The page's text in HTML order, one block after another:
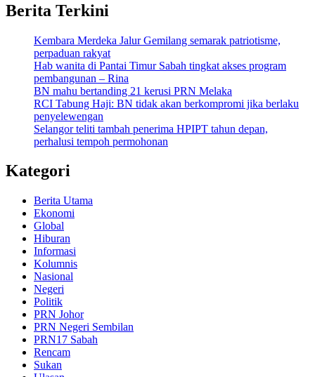
Berita Terkini
Kembara Merdeka Jalur Gemilang semarak patriotisme,
perpaduan rakyat
Hab wanita di Pantai Timur Sabah tingkat akses program
pembangunan – Rina
BN mahu bertanding 21 kerusi PRN Melaka
RCI Tabung Haji: BN tidak akan berkompromi jika berlaku
penyelewengan
Selangor teliti tambah penerima HPIPT tahun depan,
perhalusi tempoh permohonan
Kategori
Berita Utama
Ekonomi
Global
Hiburan
Informasi
Kolumnis
Nasional
Negeri
Politik
PRN Johor
PRN Negeri Sembilan
PRN17 Sabah
Rencam
Sukan